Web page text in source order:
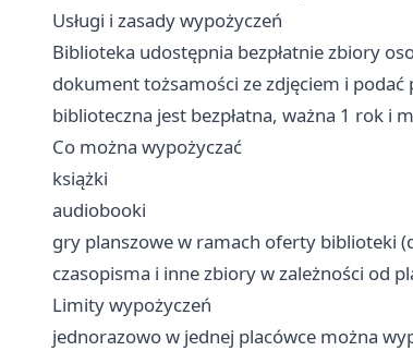
Usługi i zasady wypożyczeń
Biblioteka udostępnia bezpłatnie zbiory
dokument tożsamości ze zdjęciem i
biblioteczna jest bezpłatna, ważna 1 rok i
Co można wypożyczać
książki
audiobooki
gry planszowe w ramach oferty biblioteki
czasopisma i inne zbiory w zależności od
Limity wypożyczeń
jednorazowo w jednej placówce można